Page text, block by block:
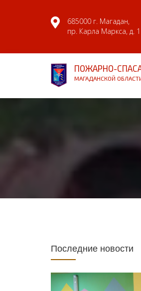
685000 г. Магадан,
пр. Карла Маркса, д. 1
ПОЖАРНО-
МАГАДАНСКОЙ
Последние новости